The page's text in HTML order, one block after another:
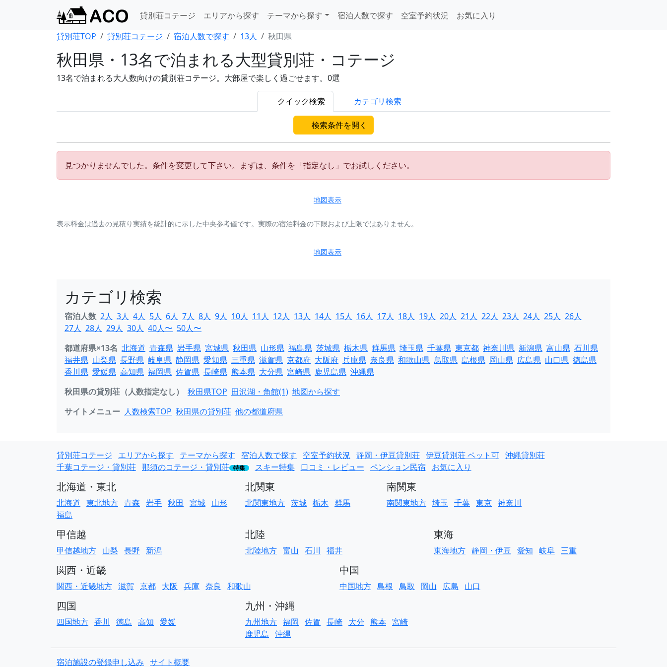
貸別荘コテージ エリアから探す テーマから探す 宿泊人数で探す 空室予約状況
お気に入り
貸別荘TOP
貸別荘コテージ 宿泊人数で探す 13人 秋田県
秋田県・13名で泊まれる大型貸別荘・コテージ
13名で泊まれる大人数向けの貸別荘コテージ。大部屋で楽しく過ごせます。0選
クイック検索 カテゴリ検索
検索条件を開く
見つかりませんでした。条件を変更して下さい。まずは、条件を「指定なし」でお試しください。
地図表示
表示料金は過去の見積り実績を統計的に示した中央参考値です。実際の宿泊料金の下限および上限ではありません。
地図表示
カテゴリ検索
宿泊人数 2人 3人 4人 5人 6人 7人 8人 9人 10人 11人 12人 13人 14人 15人 16人 17人 18人 19人 20人 21人 22人 23人 24人 25人 26人
27人 28人 29人 30人 40人〜 50人〜
都道府県×13名 北海道 青森県 岩手県 宮城県 秋田県 山形県 福島県 茨城県 栃木県 群馬県 埼玉県 千葉県 東京都 神奈川県 新潟県 富山県 石川県
福井県 山梨県 長野県 岐阜県 静岡県 愛知県 三重県 滋賀県 京都府 大阪府 兵庫県 奈良県 和歌山県 鳥取県 島根県 岡山県 広島県 山口県 徳島県
香川県 愛媛県 高知県 福岡県 佐賀県 長崎県 熊本県 大分県 宮崎県 鹿児島県 沖縄県
秋田県の貸別荘（人数指定なし）
秋田県TOP 田沢湖・角館(1) 地図から探す
サイトメニュー 人数検索TOP 秋田県の貸別荘 他の都道府県
貸別荘コテージ エリアから探す テーマから探す 宿泊人数で探す 空室予約状況 静岡・伊豆貸別荘 伊豆貸別荘 ペット可 沖縄貸別荘
千葉コテージ・貸別荘 那須のコテージ・貸別荘 特集 スキー特集 口コミ・レビュー ペンション民宿 お気に入り
北海道・東北
北海道 東北地方 青森 岩手 秋田 宮城 山形
福島
北関東
北関東地方 茨城 栃木 群馬
南関東
南関東地方 埼玉 千葉 東京 神奈川
甲信越
甲信越地方 山梨 長野 新潟
北陸
北陸地方 富山 石川 福井
東海
東海地方 静岡・伊豆 愛知 岐阜 三重
関西・近畿
関西・近畿地方 滋賀 京都 大阪 兵庫 奈良 和歌山
中国
中国地方 島根 鳥取 岡山 広島 山口
四国
四国地方 香川 徳島 高知 愛媛
九州・沖縄
九州地方 福岡 佐賀 長崎 大分 熊本 宮崎
鹿児島 沖縄
宿泊施設の登録申し込み サイト概要